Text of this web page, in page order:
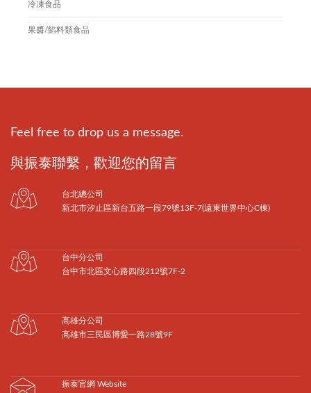
冷凍食品
果醬/餡料類食品
Feel free to drop us a message.
與振泰聯繫，歡迎您的留言
台北總公司
新北市汐止區新台五路一段79號13F-7(遠東世界中心C棟)
台中分公司
台中市北區文心路四段212號7F-2
高雄分公司
高雄市三民區博愛一路28號9F
振泰官網 Website